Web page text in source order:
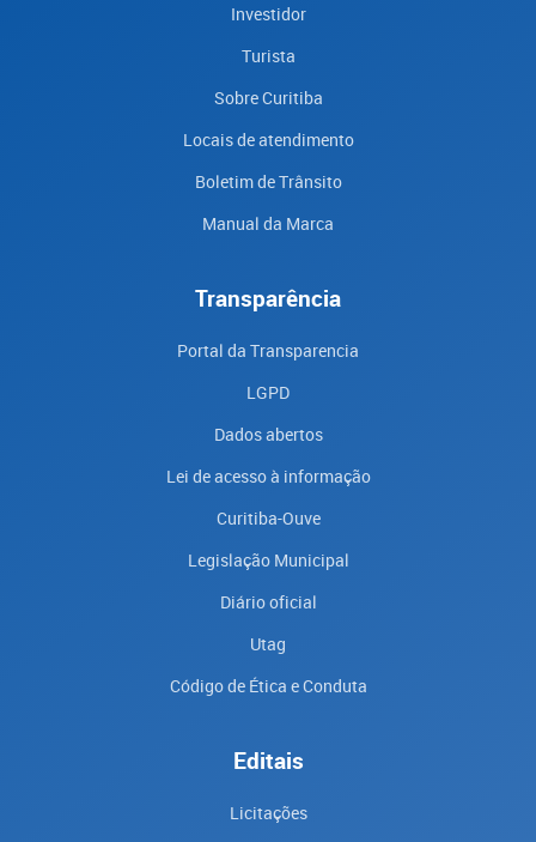
Investidor
Turista
Sobre Curitiba
Locais de atendimento
Boletim de Trânsito
Manual da Marca
Transparência
Portal da Transparencia
LGPD
Dados abertos
Lei de acesso à informação
Curitiba-Ouve
Legislação Municipal
Diário oficial
Utag
Código de Ética e Conduta
Editais
Licitações